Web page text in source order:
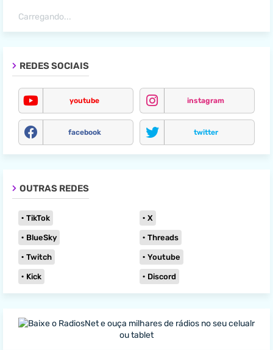
Carregando...
REDES SOCIAIS
youtube instagram
facebook twitter
OUTRAS REDES
TikTok X
BlueSky Threads
Twitch Youtube
Kick Discord